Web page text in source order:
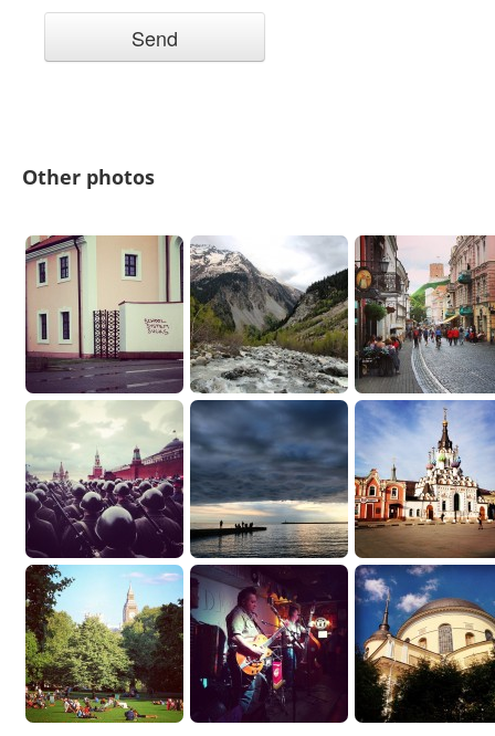
Other photos